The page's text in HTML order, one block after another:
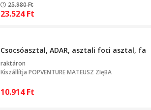
25.980Ft
23.524Ft
Csocsóasztal, ADAR, asztali foci asztal, fa
raktáron
Kiszállítja POPVENTURE MATEUSZ ZIęBA
10.914Ft